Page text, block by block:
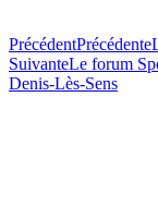
PrécédentPrécédente
SuivanteLe forum
Denis-Lès-Sens